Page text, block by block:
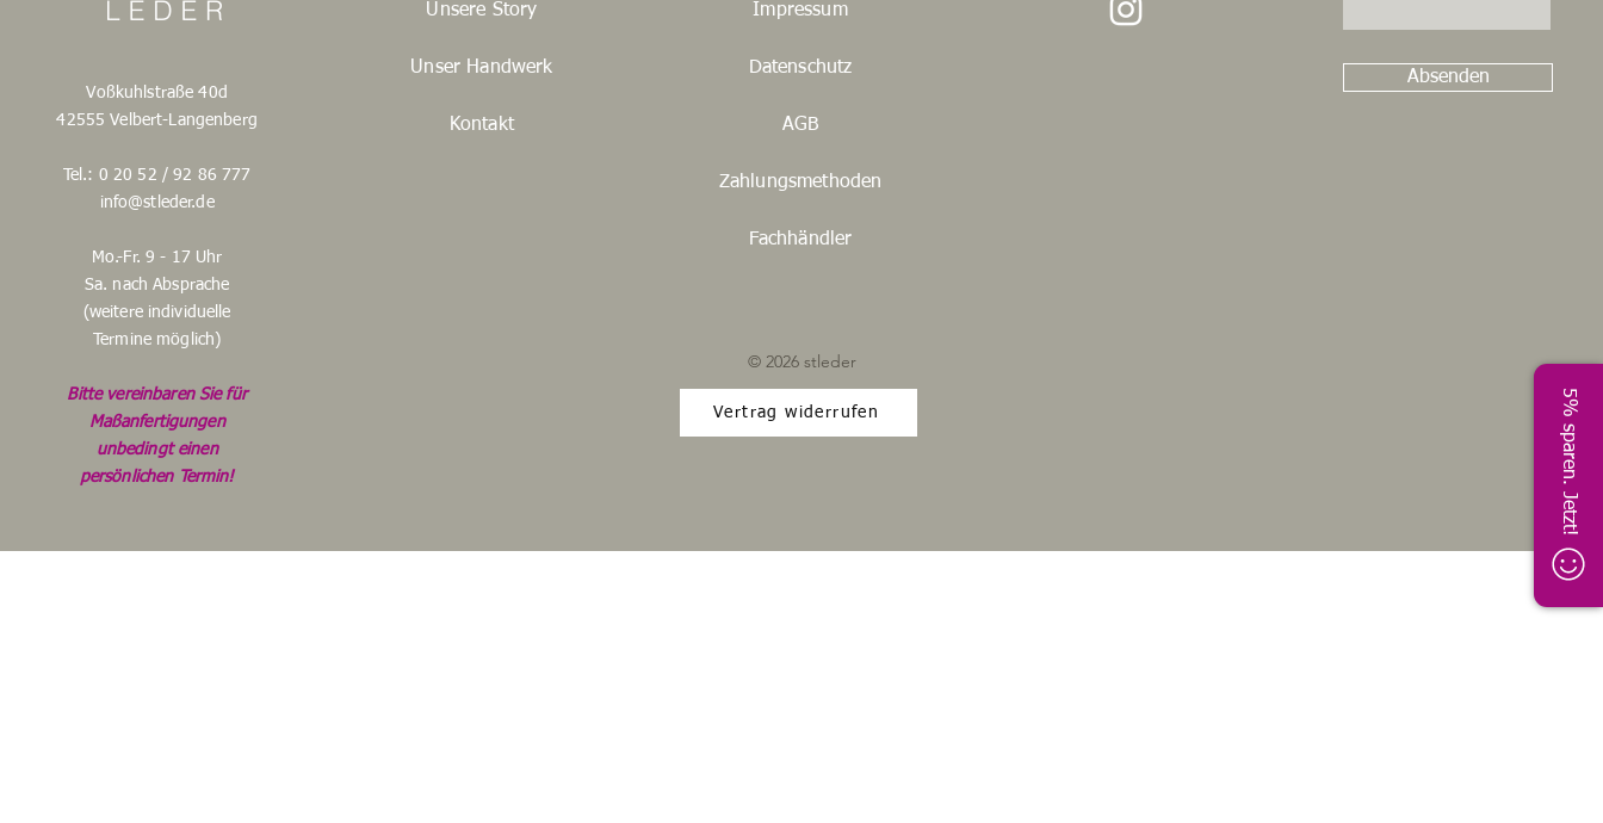
5% sparen. Jetzt!
Voßkuhlstraße 40d
42555 Velbert-Langenberg
Tel.: 0 20 52 / 92 86 777
info@stleder.de
Mo.-Fr. 9 - 17 Uhr
Sa. nach Absprache
(weitere individuelle
Termine möglich)
Bitte vereinbaren Sie für
Maßanfertigungen
unbedingt einen
persönlichen Termin!
Unsere Story
Unser Handwerk
Kontakt
Impressum
Datenschutz
AGB
Zahlungsmethoden
Fachhändler
Vertrag widerrufen
Absenden
© 2026 stleder